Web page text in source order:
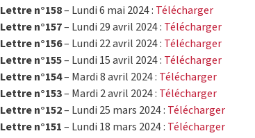
Lettre n°158– Lundi 6 mai 2024 : Télécharger
Lettre n°157– Lundi 29 avril 2024 : Télécharger
Lettre n°156– Lundi 22 avril 2024 : Télécharger
Lettre n°155– Lundi 15 avril 2024 : Télécharger
Lettre n°154– Mardi 8 avril 2024 : Télécharger
Lettre n°153– Mardi 2 avril 2024 : Télécharger
Lettre n°152– Lundi 25 mars 2024 : Télécharger
Lettre n°151– Lundi 18 mars 2024 : Télécharger